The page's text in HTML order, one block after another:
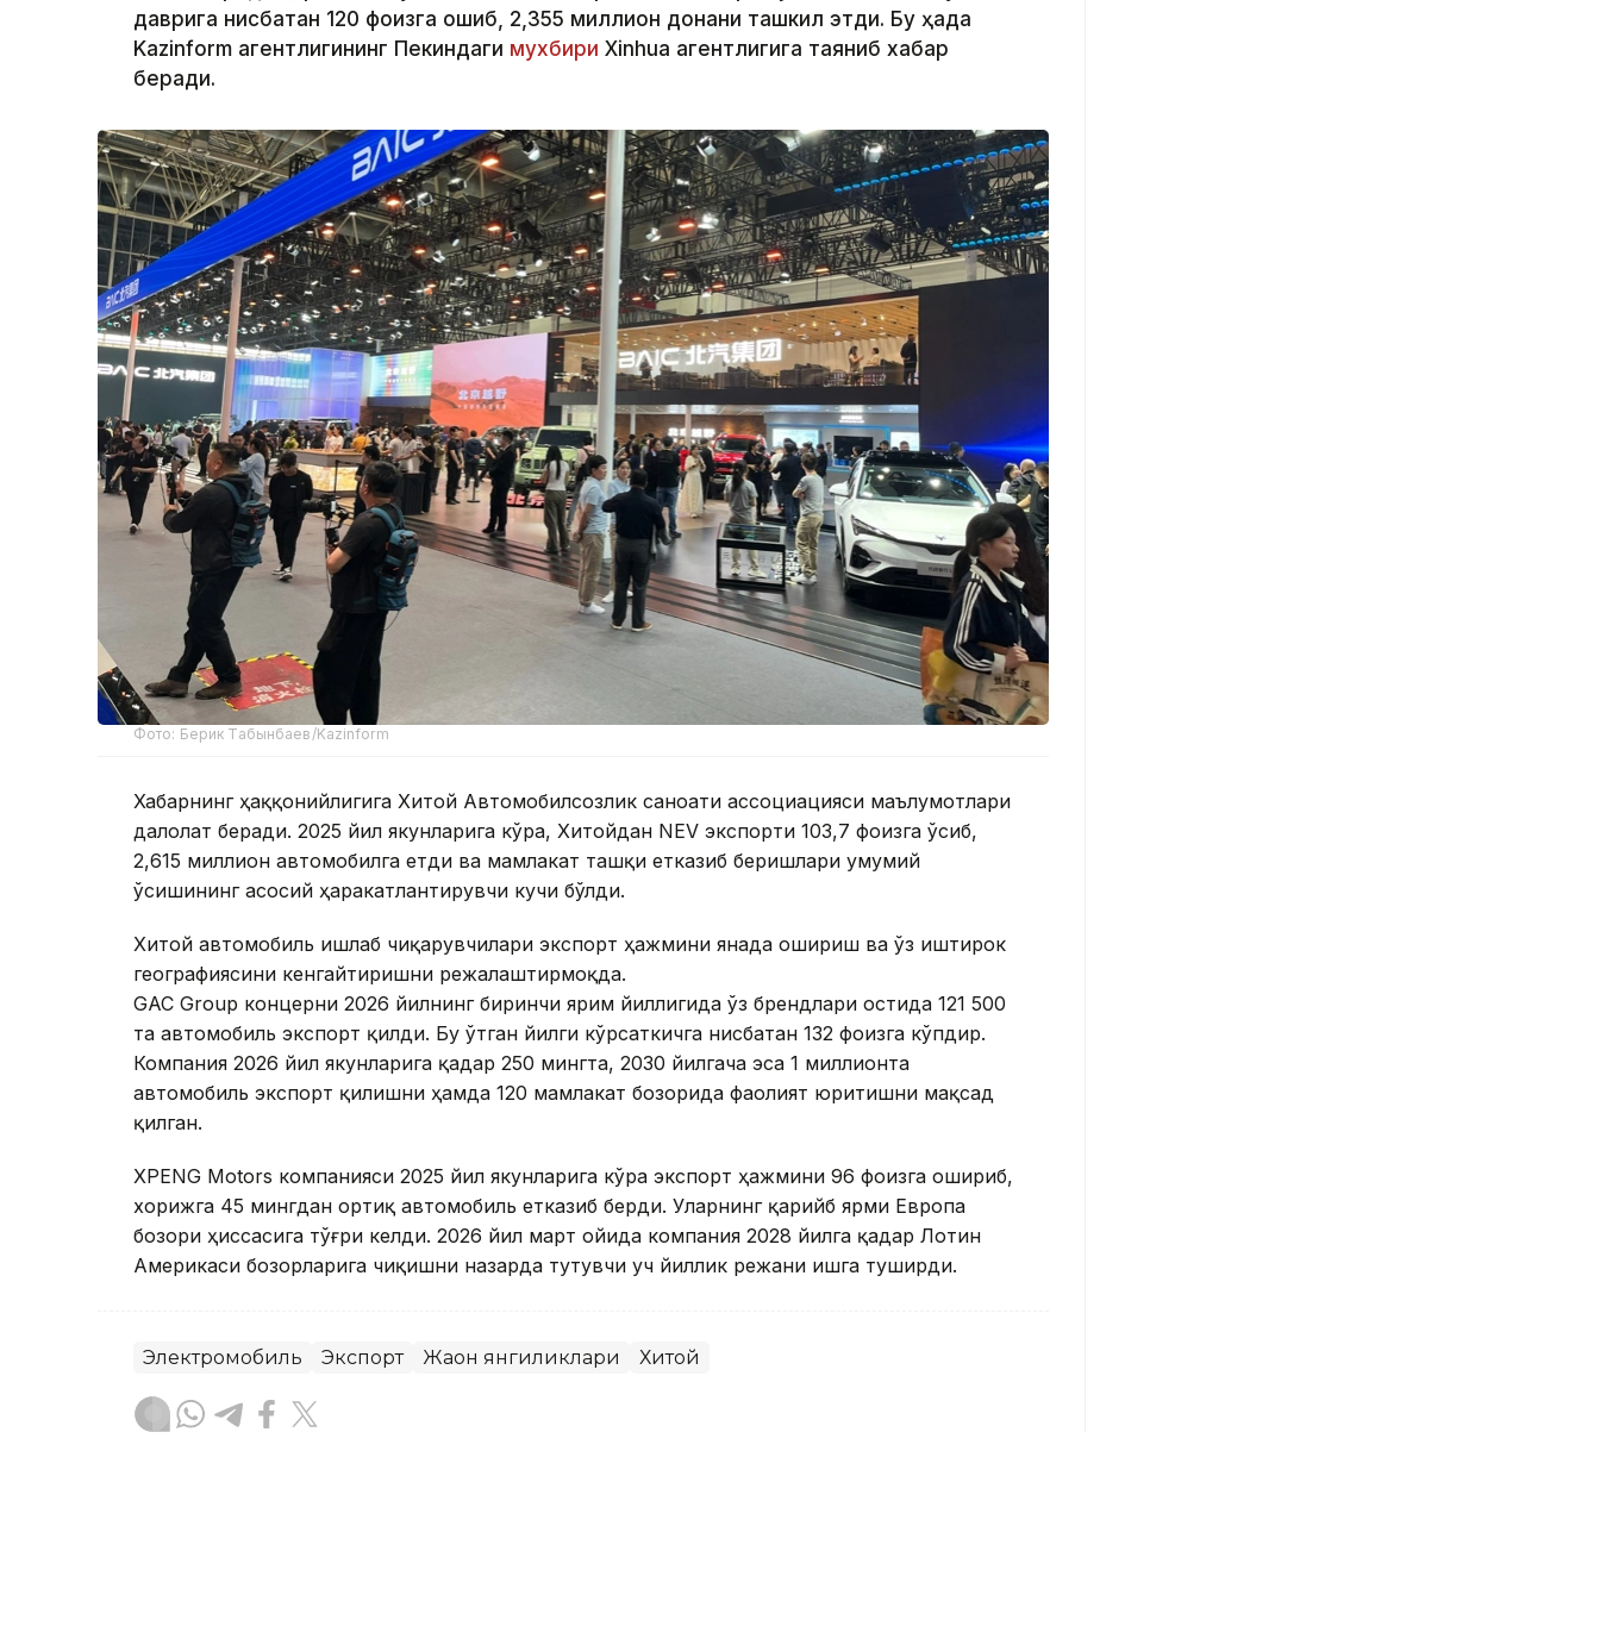
даврига нисбатан 120 фоизга ошиб, 2,355 миллион донани ташкил этди. Бу ҳақда
Kazinform агентлигининг Пекиндаги мухбири Xinhua агентлигига таяниб хабар
беради.
Фото: Берик Табынбаев/Kazinform
Хабарнинг ҳаққонийлигига Хитой Автомобилсозлик саноати ассоциацияси маълумотлари
далолат беради. 2025 йил якунларига кўра, Хитойдан NEV экспорти 103,7 фоизга ўсиб,
2,615 миллион автомобилга етди ва мамлакат ташқи етказиб беришлари умумий
ўсишининг асосий ҳаракатлантирувчи кучи бўлди.
Хитой автомобиль ишлаб чиқарувчилари экспорт ҳажмини янада ошириш ва ўз иштирок
географиясини кенгайтиришни режалаштирмоқда.
GAC Group концерни 2026 йилнинг биринчи ярим йиллигида ўз брендлари остида 121 500
та автомобиль экспорт қилди. Бу ўтган йилги кўрсаткичга нисбатан 132 фоизга кўпдир.
Компания 2026 йил якунларига қадар 250 мингта, 2030 йилгача эса 1 миллионта
автомобиль экспорт қилишни ҳамда 120 мамлакат бозорида фаолият юритишни мақсад
қилган.
XPENG Motors компанияси 2025 йил якунларига кўра экспорт ҳажмини 96 фоизга ошириб,
хорижга 45 мингдан ортиқ автомобиль етказиб берди. Уларнинг қарийб ярми Европа
бозори ҳиссасига тўғри келди. 2026 йил март ойида компания 2028 йилга қадар Лотин
Америкаси бозорларига чиқишни назарда тутувчи уч йиллик режани ишга туширди.
Электромобиль Экспорт Жаҳон янгиликлари Хитой